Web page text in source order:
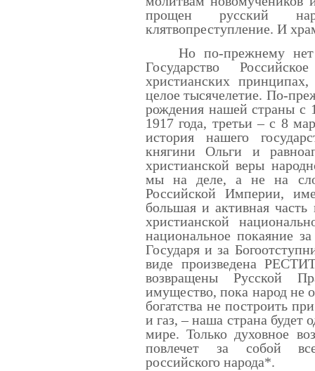
прощен русский
клятвопреступление. И
Но по-прежнему нет
Государство
христианских
целое тысячелетие. По-
рождения нашей страны с
1917 года, третьи – с 8
история нашего
княгини Ольги и
христианской веры
мы на деле, а не на
Российской Империи,
большая и активная
христианской
национальное покаяние
Государя и за
виде произведена
возвращены Русской
имущество, пока народ не
богатства не построить
и газ, – наша страна
мире. Только духовное
повлечет за собой
российского народа*.